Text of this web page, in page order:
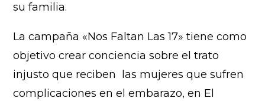
su familia.
La campaña «Nos Faltan Las 17» tiene como
objetivo crear conciencia sobre el trato
injusto que reciben las mujeres que sufren
complicaciones en el embarazo, en El